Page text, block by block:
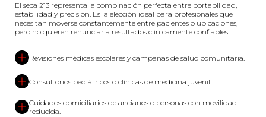
El seca 213 representa la combinación perfecta entre portabilidad,
estabilidad y precisión. Es la elección ideal para profesionales que
necesitan moverse constantemente entre pacientes o ubicaciones,
pero no quieren renunciar a resultados clínicamente confiables.
Revisiones médicas escolares y campañas de salud comunitaria.
Consultorios pediátricos o clínicas de medicina juvenil.
Cuidados domiciliarios de ancianos o personas con movilidad
reducida.